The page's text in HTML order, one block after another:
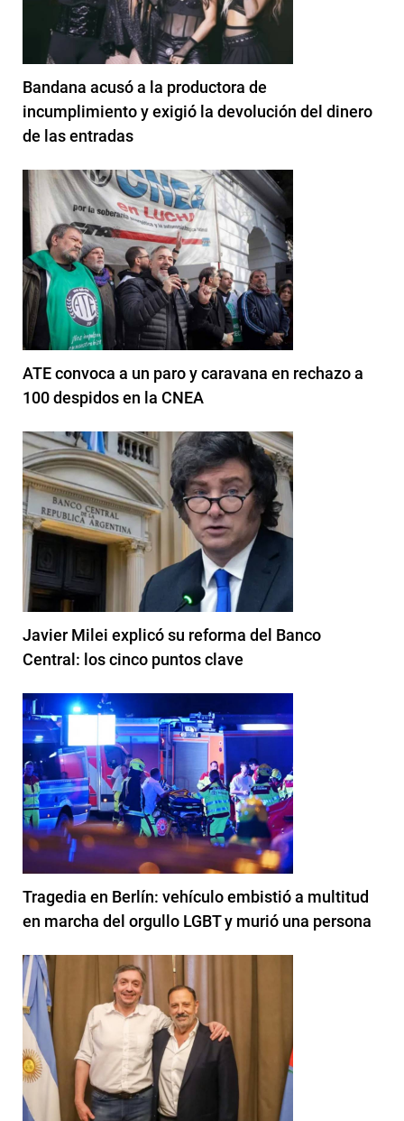
Bandana acusó a la productora de
incumplimiento y exigió la devolución del dinero
de las entradas
ATE convoca a un paro y caravana en rechazo a
100 despidos en la CNEA
Javier Milei explicó su reforma del Banco
Central: los cinco puntos clave
Tragedia en Berlín: vehículo embistió a multitud
en marcha del orgullo LGBT y murió una persona